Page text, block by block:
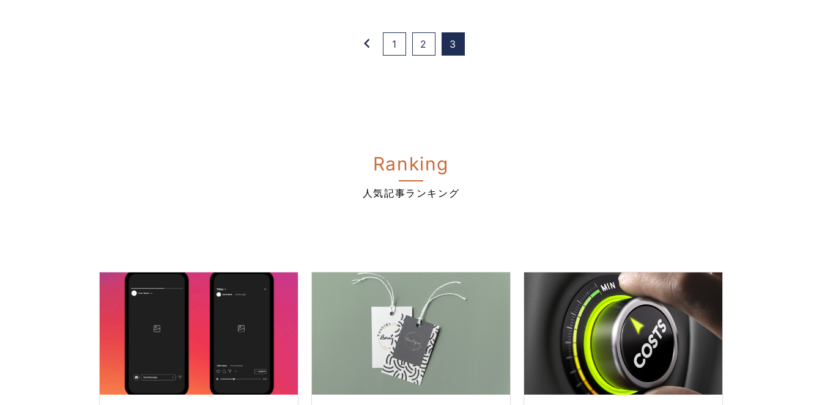
keyboard_arrow_left 1 2 3
Ranking
人気記事ランキング